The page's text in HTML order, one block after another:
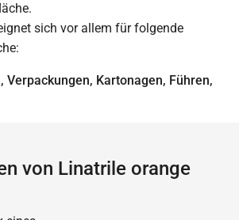
sich vor allem für folgende
Verpackungen, Kartonagen, Führen,
von Linatrile orange